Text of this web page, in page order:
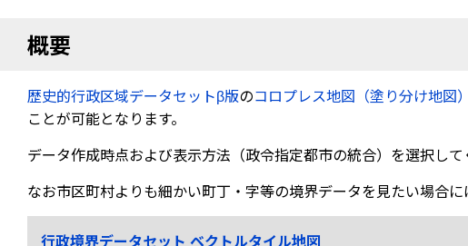
概要
歴史的行政区域データセットβ版のコロプレス地図（塗り分け地図）
ことが可能となります。
データ作成時点および表示方法（政令指定都市の統合）を選択して
なお市区町村よりも細かい町丁・字等の境界データを見たい場合に
行政境界データセット ベクトルタイル地図